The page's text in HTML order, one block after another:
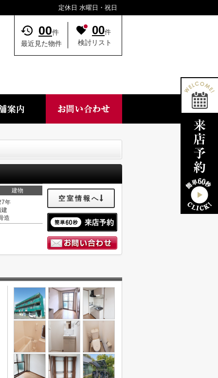
定休日 水曜日・祝日
00件
最近見た物件
00件
検討リスト
建物
年
建
造
空室情報へ